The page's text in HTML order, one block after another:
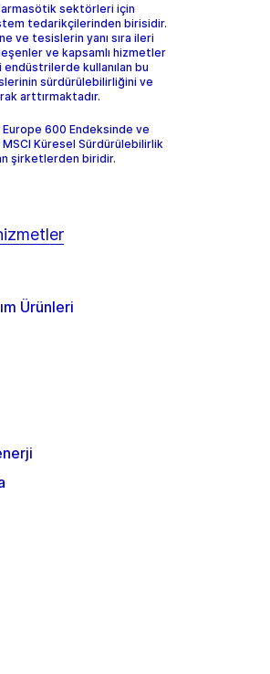
sektörleri için
tedarikçilerinden birisidir.
ve tesislerin yanı sıra ileri
ve kapsamlı hizmetler
kullanılan bu
sürdürülebilirliğini ve
arttırmaktadır.
Europe 600 Endeksinde ve
MSCI Küresel Sürdürülebilirlik
şirketlerden biridir.
Ürünleri